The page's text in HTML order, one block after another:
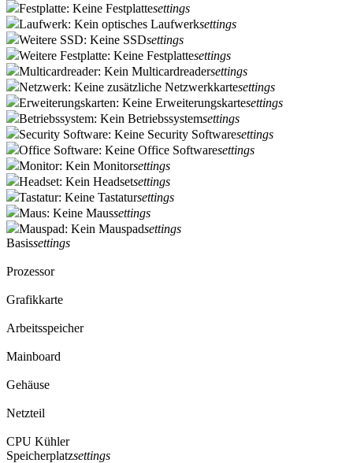
Festplatte: Keine Festplattesettings
Laufwerk: Kein optisches Laufwerksettings
Weitere SSD: Keine SSDsettings
Weitere Festplatte: Keine Festplattesettings
Multicardreader: Kein Multicardreadersettings
Netzwerk: Keine zusätzliche Netzwerkkartesettings
Erweiterungskarten: Keine Erweiterungskartesettings
Betriebssystem: Kein Betriebssystemsettings
Security Software: Keine Security Softwaresettings
Office Software: Keine Office Softwaresettings
Monitor: Kein Monitorsettings
Headset: Kein Headsetsettings
Tastatur: Keine Tastatursettings
Maus: Keine Maussettings
Mauspad: Kein Mauspadsettings
Basissettings
Prozessor
Grafikkarte
Arbeitsspeicher
Mainboard
Gehäuse
Netzteil
CPU Kühler
Speicherplatzsettings